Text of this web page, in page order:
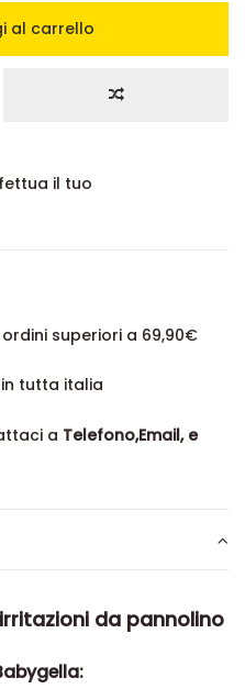
al carrello
il tuo
superiori a 69,90€
tutta italia
a Telefono,Email, e
da pannolino